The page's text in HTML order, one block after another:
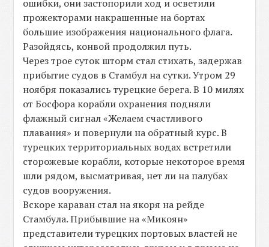
ошибки, они застопорили ход и осветили
прожекторами накрашенные на бортах
большие изображения национального флага.
Разойдясь, конвой продолжил путь.
Через трое суток шторм стал стихать, задержав
прибытие судов в Стамбул на сутки. Утром 29
ноября показались турецкие берега. В 10 милях
от Босфора корабли охранения подняли
флажный сигнал «Желаем счастливого
плавания» и повернули на обратный курс. В
турецких территориальных водах встретили
сторожевые корабли, которые некоторое время
шли рядом, высматривая, нет ли на палубах
судов вооружения.
Вскоре караван стал на якоря на рейде
Стамбула. Прибывшие на «Микоян»
представители турецких портовых властей не